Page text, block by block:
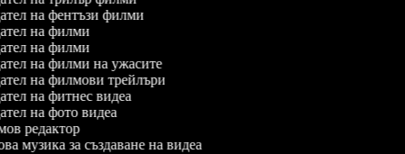
на фентъзи филми
на филми
на филми
на филми на ужасите
на филмови трейлъри
на фитнес видеа
на фото видеа
редактор
музика за създаване на видеа